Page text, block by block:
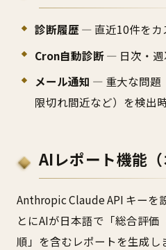
診断履歴— 直近10件をカ
Cron自動診断— 日次・週
メール通知 — 重大な問題
限切れ間近など）を検出
AIレポート機能（
Anthropic Claude API キーを
とにAIが日本語で「総合評価
順」を含むレポートを生成し